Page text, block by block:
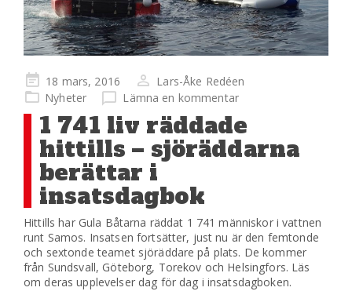
Publicerad
på
18 mars, 2016
Lars-Åke Redéen
Nyheter
Lämna en kommentar
1 741 liv räddade
hittills – sjöräddarna
berättar i
insatsdagbok
Hittills har Gula Båtarna räddat 1 741 människor i vattnen
runt Samos. Insatsen fortsätter, just nu är den femtonde
och sextonde teamet sjöräddare på plats. De kommer
från Sundsvall, Göteborg, Torekov och Helsingfors. Läs
om deras upplevelser dag för dag i insatsdagboken.